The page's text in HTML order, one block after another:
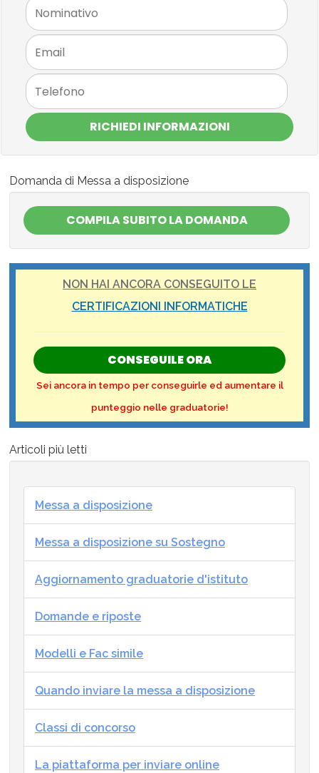
RICHIEDI INFORMAZIONI
Domanda di Messa a disposizione
NON HAI ANCORA CONSEGUITO LE
CERTIFICAZIONI INFORMATICHE
CONSEGUILE ORA
Sei ancora in tempo per conseguirle ed aumentare il
punteggio nelle graduatorie!
Articoli più letti
Messa a disposizione
Messa a disposizione su Sostegno
Aggiornamento graduatorie d'istituto
Domande e riposte
Modelli e Fac simile
Quando inviare la messa a disposizione
Classi di concorso
La piattaforma per inviare online